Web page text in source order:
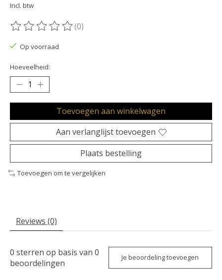
Incl. btw
De beoordeling van dit product is
(0)
Op voorraad
Hoeveelheid:
Toevoegen aan winkelwagen
Aan verlanglijst toevoegen
Plaats bestelling
Toevoegen om te vergelijken
Reviews (0)
0 sterren op basis van 0
beoordelingen
Je beoordeling toevoegen